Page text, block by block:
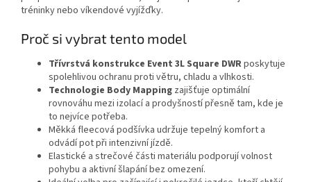
tréninky nebo víkendové vyjížďky.
Proč si vybrat tento model
Třívrstvá konstrukce Event 3L Square DWRposkytuje
spolehlivou ochranu proti větru, chladu a vlhkosti.
Technologie Body Mapping zajišťuje optimální
rovnováhu mezi izolací a prodyšností přesně tam, kde je
to nejvíce potřeba.
Měkká fleecová podšívka udržuje tepelný komfort a
odvádí pot při intenzivní jízdě.
Elastické a strečové části materiálu podporují volnost
pohybu a aktivní šlapání bez omezení.